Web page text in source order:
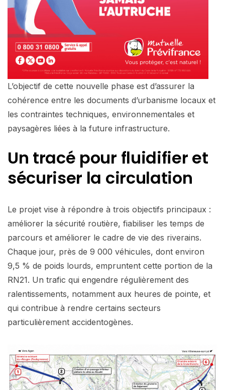
L’objectif de cette nouvelle phase est d’assurer la
cohérence entre les documents d’urbanisme locaux et
les contraintes techniques, environnementales et
paysagères liées à la future infrastructure.
Un tracé pour fluidifier et
sécuriser la circulation
Le projet vise à répondre à trois objectifs principaux :
améliorer la sécurité routière, fiabiliser les temps de
parcours et améliorer le cadre de vie des riverains.
Chaque jour, près de 9 000 véhicules, dont environ
9,5 % de poids lourds, empruntent cette portion de la
RN21. Un trafic qui engendre régulièrement des
ralentissements, notamment aux heures de pointe, et
qui contribue à rendre certains secteurs
particulièrement accidentogènes.